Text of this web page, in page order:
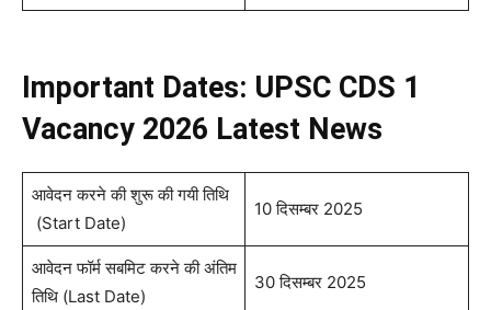
Important Dates: UPSC CDS 1
Vacancy 2026 Latest News
आवेदन करने की शुरू की गयी तिथि
(Start Date)
10 दिसम्बर 2025
आवेदन फॉर्म सबमिट करने की अंतिम
तिथि (Last Date)
30 दिसम्बर 2025